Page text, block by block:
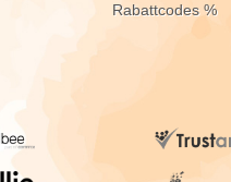
Rabattcodes %